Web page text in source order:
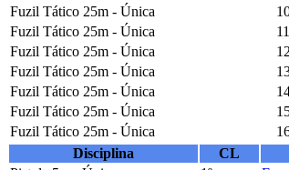
Fuzil Tático 25m - Única
Fuzil Tático 25m - Única
Fuzil Tático 25m - Única
Fuzil Tático 25m - Única
Fuzil Tático 25m - Única
Fuzil Tático 25m - Única
Fuzil Tático 25m - Única
Disciplina
CL